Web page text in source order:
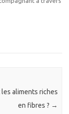
aliments riches
en fibres ? →